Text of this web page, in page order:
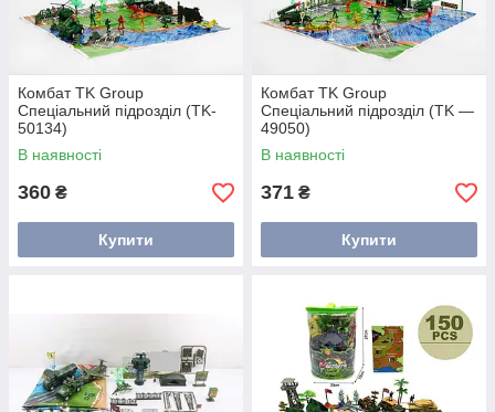
Комбат TK Group
Спеціальний підрозділ (TK-
50134)
В наявності
360 ₴
Купити
Комбат TK Group
Спеціальний підрозділ (TK —
49050)
В наявності
371 ₴
Купити